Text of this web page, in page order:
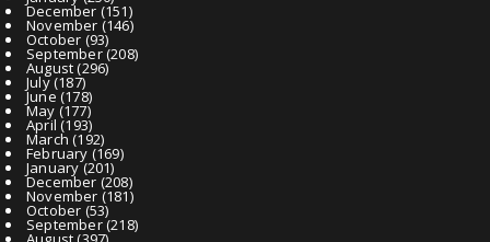
December (151)
November (146)
October (93)
September(208)
August(296)
July(187)
June(178)
May (177)
April (193)
March (192)
February (169)
January(201)
December (208)
November (181)
October (53)
September(218)